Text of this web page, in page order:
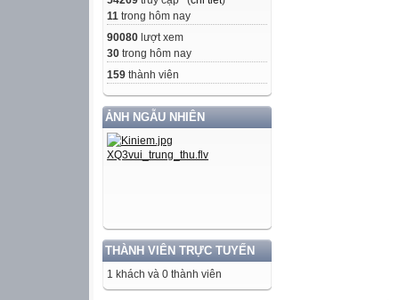
11 trong hôm nay
90080 lượt xem
30 trong hôm nay
159 thành viên
ẢNH NGẪU NHIÊN
THÀNH VIÊN TRỰC TUYẾN
1 khách và 0 thành viên